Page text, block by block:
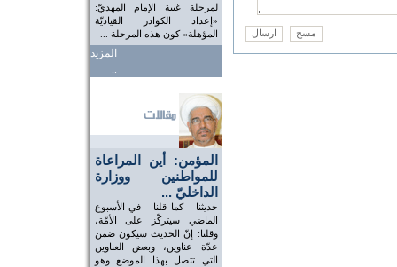
لمرحلة غيبة الإمام المهديّ:
«إعداد الكوادر القياديّة
المؤهلة» كون هذه المرحلة ...
المزيد
..
المؤمن: أين المراعاة
للمواطنين ووزارة
الداخليّ ...
حديثنا - كما قلنا - في الأسبوع
الماضي سيتركّز على الأمّة،
وقلنا: إنّ الحديث سيكون ضمن
عدّة عناوين، وبعض العناوين
التي تتصل بهذا الموضع وهو